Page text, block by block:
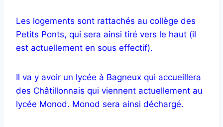
Les logements sont rattachés au collège des
Petits Ponts, qui sera ainsi tiré vers le haut (il
est actuellement en sous effectif).
Il va y avoir un lycée à Bagneux qui accueillera
des Châtillonnais qui viennent actuellement au
lycée Monod. Monod sera ainsi déchargé.